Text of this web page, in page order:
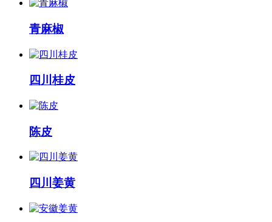
青麻椒
四川桂皮
陈皮
四川姜黄